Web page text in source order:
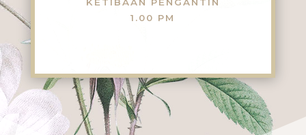
KETIBAAN PENGANTIN
1.00 PM